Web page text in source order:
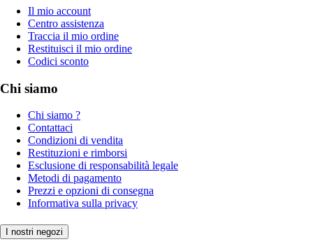
Il mio account
Centro assistenza
Traccia il mio ordine
Restituisci il mio ordine
Codici sconto
Chi siamo
Chi siamo ?
Contattaci
Condizioni di vendita
Restituzioni e rimborsi
Esclusione di responsabilità legale
Metodi di pagamento
Prezzi e opzioni di consegna
Informativa sulla privacy
I nostri negozi